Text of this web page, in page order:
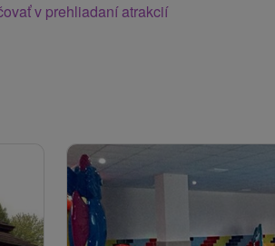
v prehliadaní atrakcií